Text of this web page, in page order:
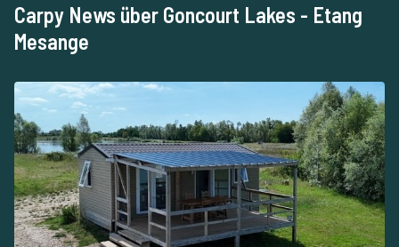
Carpy News über Goncourt Lakes - Etang
Mesange